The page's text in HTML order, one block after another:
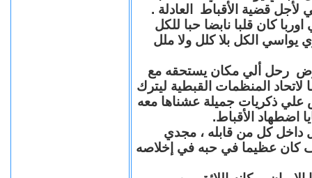
قضية الأقباط العادلة .
كان قلبا نابضا حبا للكل
يواسي الكل بلا كلل ولا ملل
رحل ألي مكان يستحقه مع
المنظمات القبطية ليترك
علي ذكريات جميلة عشناها معه
اضطهاد الأقباط.
داخل كل من قابله ، مجدي
عظيما في حبه في إخلاصه